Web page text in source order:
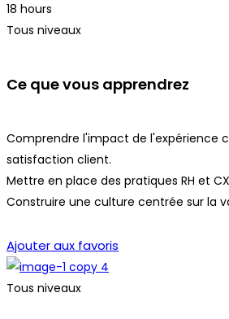
18 hours
Tous niveaux
Ce que vous apprendrez
Comprendre l'impact de l'expérience
satisfaction client.
Mettre en place des pratiques RH et
Construire une culture centrée sur la
Ajouter aux favoris
Tous niveaux